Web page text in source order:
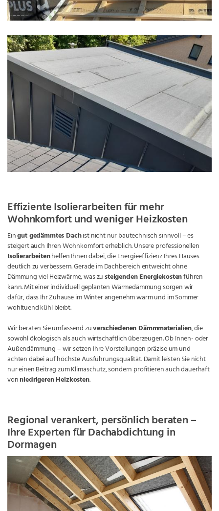
Effiziente Isolierarbeiten für mehr
Wohnkomfort und weniger Heizkosten
Eingut gedämmtes Dachist nicht nur bautechnisch sinnvoll – es
steigert auch Ihren Wohnkomfort erheblich. Unsere professionellen
Isolierarbeitenhelfen Ihnen dabei, die Energieeffizienz Ihres Hauses
deutlich zu verbessern. Gerade im Dachbereich entweicht ohne
Dämmung viel Heizwärme, was zusteigenden Energiekostenführen
kann. Mit einer individuell geplanten Wärmedämmung sorgen wir
dafür, dass Ihr Zuhause im Winter angenehm warm und im Sommer
wohltuend kühl bleibt.
Wir beraten Sie umfassend zuverschiedenen Dämmmaterialien, die
sowohl ökologisch als auch wirtschaftlich überzeugen. Ob Innen- oder
Außendämmung – wir setzen Ihre Vorstellungen präzise um und
achten dabei auf höchste Ausführungsqualität. Damit leisten Sie nicht
nur einen Beitrag zum Klimaschutz, sondern profitieren auch dauerhaft
vonniedrigeren Heizkosten.
Regional verankert, persönlich beraten –
Ihre Experten für Dachabdichtung in
Dormagen